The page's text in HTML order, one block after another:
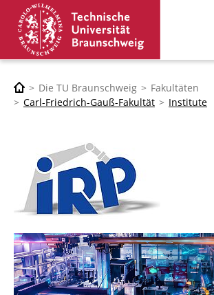
Die TU Braunschweig
Fakultäten
Carl-Friedrich-Gauß-Fakultät
Institute